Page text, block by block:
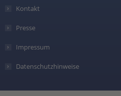
Kontakt
Presse
Impressum
Datenschutzhinweise